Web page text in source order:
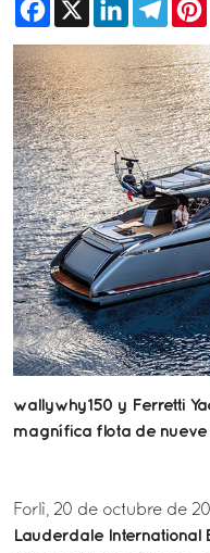
wallywhy150 y Ferretti
magnífica flota de nueve
Forlì, 20 de octubre de
Lauderdale International